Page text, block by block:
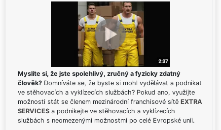
Myslíte si, že jste spolehlivý, zručný a fyzicky zdatný
člověk? Domníváte se, že byste si mohl vydělávat a podnikat
ve stěhovacích a vyklízecích službách? Pokud ano, využijte
možnosti stát se členem mezinárodní franchisové sítě EXTRA
SERVICES a podnikejte ve stěhovacích a vyklízecích
službách s neomezenými možnostmi po celé Evropské unii.